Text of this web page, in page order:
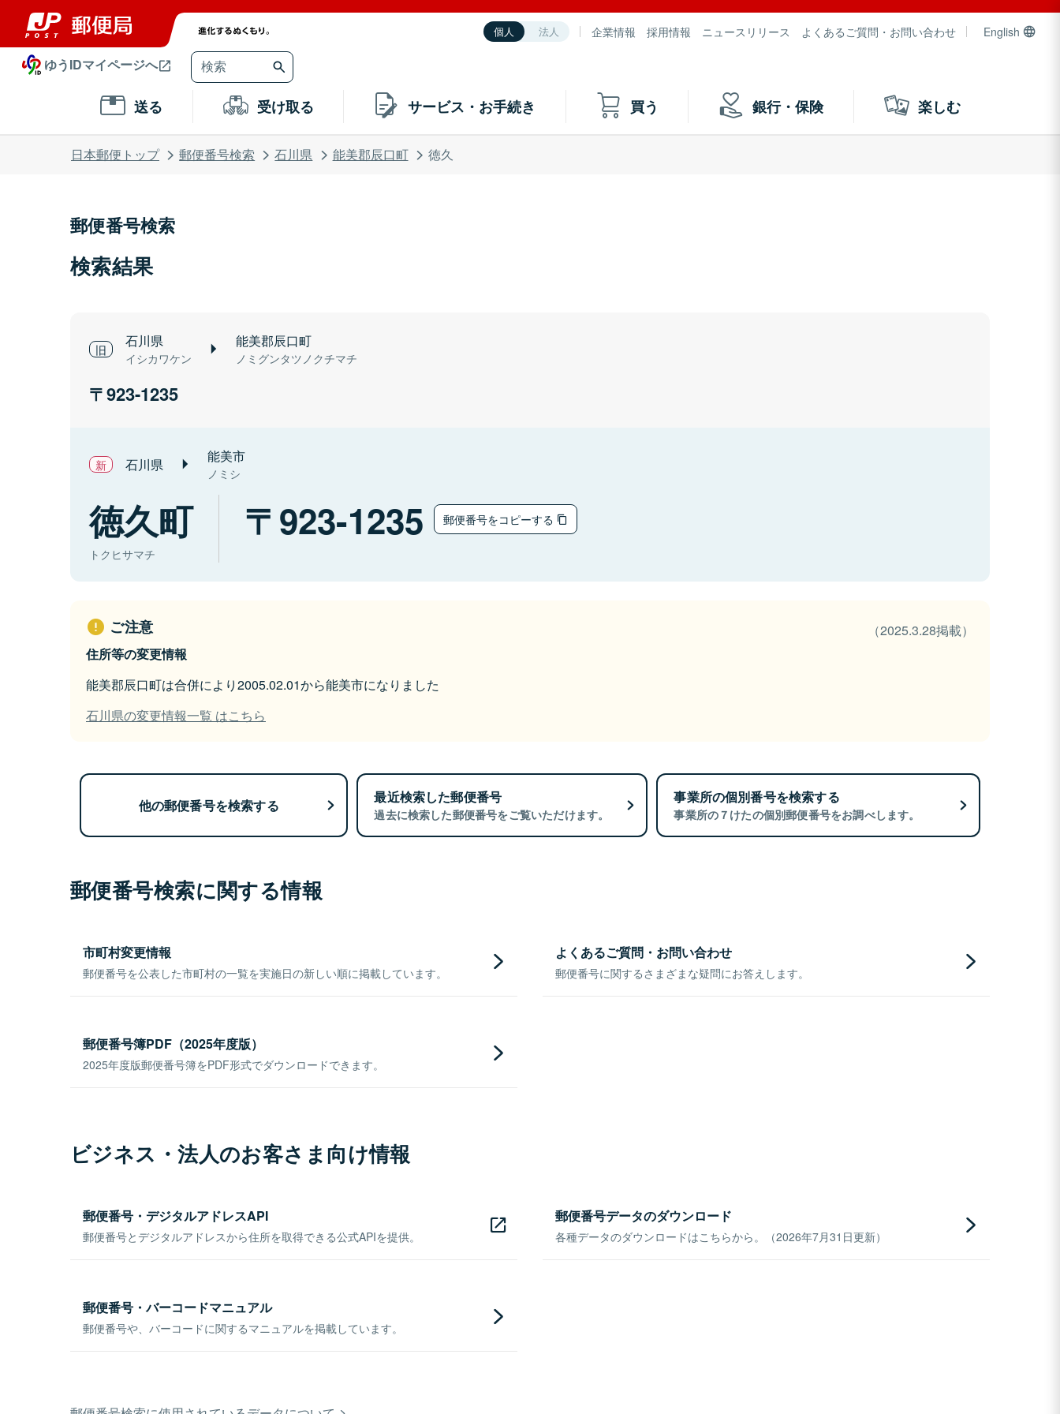
個人 法人 企業情報 採用情報 ニュースリリース よくあるご質問・お問い合わせ English
ゆうIDマイページへ
送る 受け取る サービス・お手続き 買う 銀行・保険 楽しむ
日本郵便トップ 郵便番号検索 石川県 能美郡辰口町 徳久
郵便番号検索
検索結果
石川県
イシカワケン
能美郡辰口町
ノミグンタツノクチマチ
923-1235
石川県 能美市
ノミシ
徳久町
トクヒサマチ
923-1235 郵便番号をコピーする
ご注意
（2025.3.28掲載）
住所等の変更情報
能美郡辰口町は合併により2005.02.01から能美市になりました
石川県の変更情報一覧 はこちら
他の郵便番号を検索する 最近検索した郵便番号
過去に検索した郵便番号をご覧いただけます。
事業所の個別番号を検索する
事業所の７けたの個別郵便番号をお調べします。
郵便番号検索に関する情報
市町村変更情報
郵便番号を公表した市町村の一覧を実施日の新しい順に掲載しています。
よくあるご質問・お問い合わせ
郵便番号に関するさまざまな疑問にお答えします。
郵便番号簿PDF（2025年度版）
2025年度版郵便番号簿をPDF形式でダウンロードできます。
ビジネス・法人のお客さま向け情報
郵便番号・デジタルアドレスAPI
郵便番号とデジタルアドレスから住所を取得できる公式APIを提供。
郵便番号データのダウンロード
各種データのダウンロードはこちらから。（2026年7月31日更新）
郵便番号・バーコードマニュアル
郵便番号や、バーコードに関するマニュアルを掲載しています。